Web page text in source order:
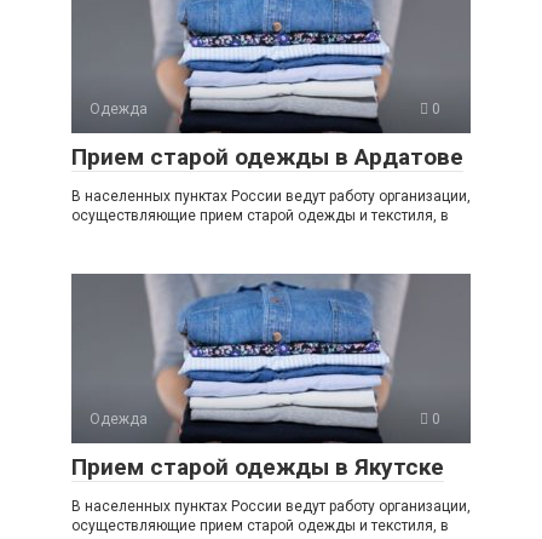
Одежда 0
Прием старой одежды в Ардатове
В населенных пунктах России ведут работу организации,
осуществляющие прием старой одежды и текстиля, в
Одежда 0
Прием старой одежды в Якутске
В населенных пунктах России ведут работу организации,
осуществляющие прием старой одежды и текстиля, в